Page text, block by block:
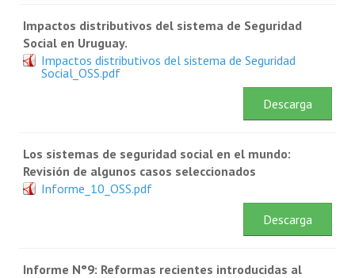
Impactos distributivos del sistema de Seguridad
Social en Uruguay.
Impactos distributivos del sistema de Seguridad
Social_OSS.pdf
Descarga
Los sistemas de seguridad social en el mundo:
Revisión de algunos casos seleccionados
Informe_10_OSS.pdf
Descarga
Informe N°9: Reformas recientes introducidas al